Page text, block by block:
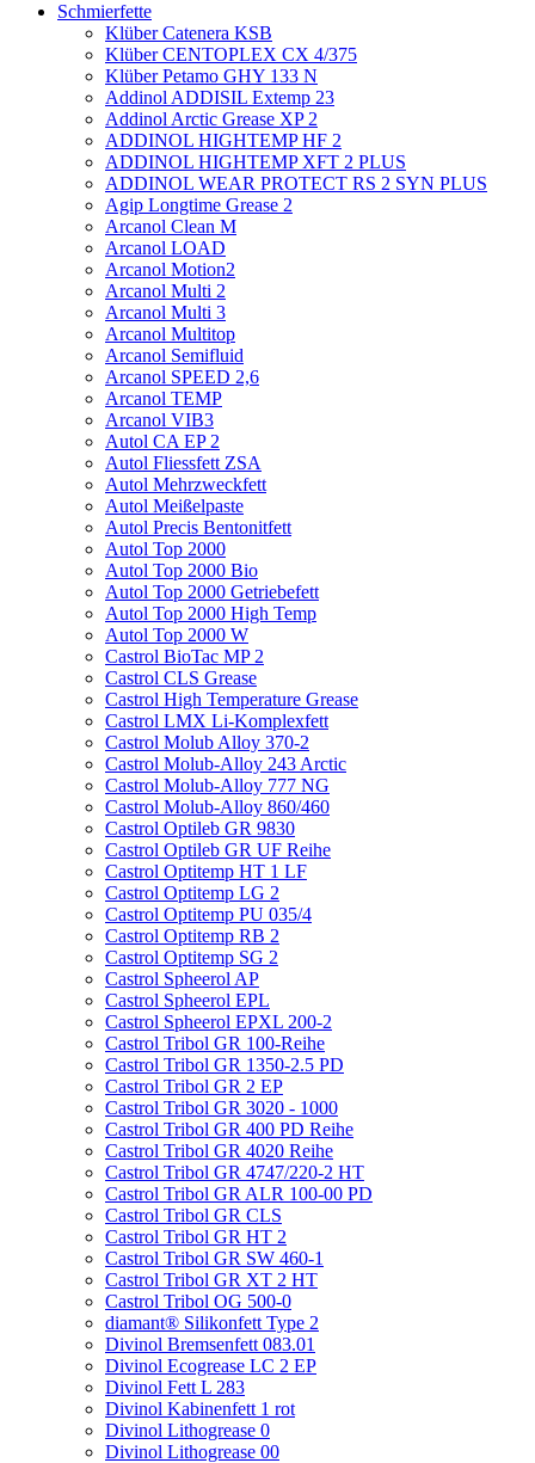
Schmierfette
Klüber Catenera KSB
Klüber CENTOPLEX CX 4/375
Klüber Petamo GHY 133 N
Addinol ADDISIL Extemp 23
Addinol Arctic Grease XP 2
ADDINOL HIGHTEMP HF 2
ADDINOL HIGHTEMP XFT 2 PLUS
ADDINOL WEAR PROTECT RS 2 SYN PLUS
Agip Longtime Grease 2
Arcanol Clean M
Arcanol LOAD
Arcanol Motion2
Arcanol Multi 2
Arcanol Multi 3
Arcanol Multitop
Arcanol Semifluid
Arcanol SPEED 2,6
Arcanol TEMP
Arcanol VIB3
Autol CA EP 2
Autol Fliessfett ZSA
Autol Mehrzweckfett
Autol Meißelpaste
Autol Precis Bentonitfett
Autol Top 2000
Autol Top 2000 Bio
Autol Top 2000 Getriebefett
Autol Top 2000 High Temp
Autol Top 2000 W
Castrol BioTac MP 2
Castrol CLS Grease
Castrol High Temperature Grease
Castrol LMX Li-Komplexfett
Castrol Molub Alloy 370-2
Castrol Molub-Alloy 243 Arctic
Castrol Molub-Alloy 777 NG
Castrol Molub-Alloy 860/460
Castrol Optileb GR 9830
Castrol Optileb GR UF Reihe
Castrol Optitemp HT 1 LF
Castrol Optitemp LG 2
Castrol Optitemp PU 035/4
Castrol Optitemp RB 2
Castrol Optitemp SG 2
Castrol Spheerol AP
Castrol Spheerol EPL
Castrol Spheerol EPXL 200-2
Castrol Tribol GR 100-Reihe
Castrol Tribol GR 1350-2.5 PD
Castrol Tribol GR 2 EP
Castrol Tribol GR 3020 - 1000
Castrol Tribol GR 400 PD Reihe
Castrol Tribol GR 4020 Reihe
Castrol Tribol GR 4747/220-2 HT
Castrol Tribol GR ALR 100-00 PD
Castrol Tribol GR CLS
Castrol Tribol GR HT 2
Castrol Tribol GR SW 460-1
Castrol Tribol GR XT 2 HT
Castrol Tribol OG 500-0
diamant® Silikonfett Type 2
Divinol Bremsenfett 083.01
Divinol Ecogrease LC 2 EP
Divinol Fett L 283
Divinol Kabinenfett 1 rot
Divinol Lithogrease 0
Divinol Lithogrease 00